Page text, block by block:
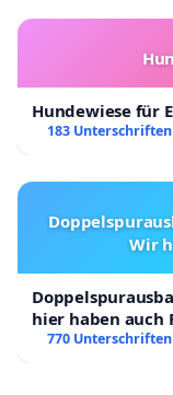
Hundewiese für
183 Unterschriften
Wir
hier haben auch
770 Unterschriften